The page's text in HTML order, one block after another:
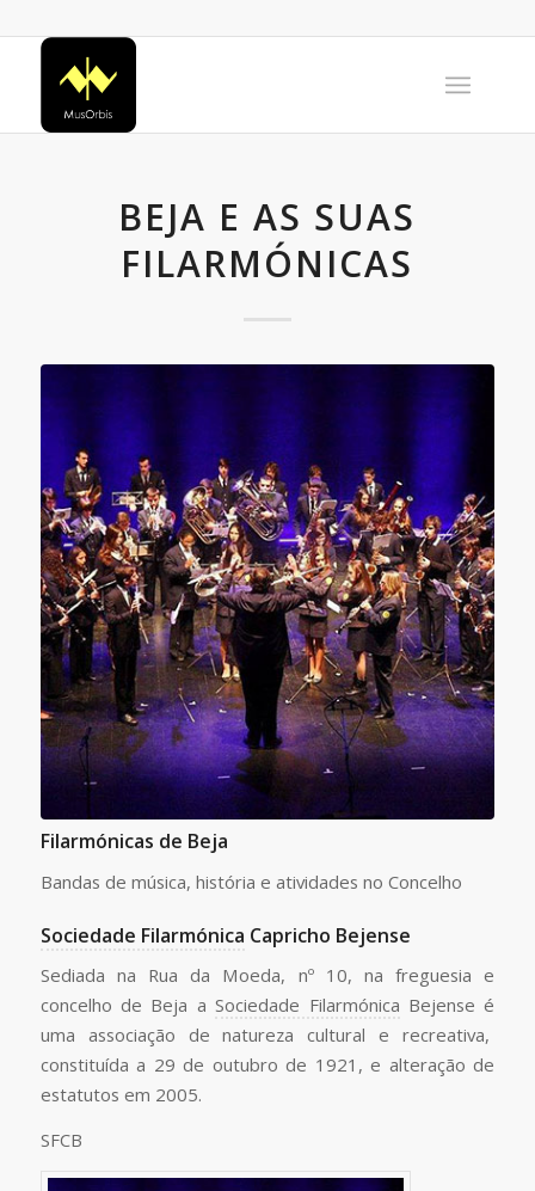
BEJA E AS SUAS
FILARMÓNICAS
Filarmónicas de Beja
Bandas de música, história e atividades no Concelho
Sociedade Filarmónica Capricho Bejense
Sediada na Rua da Moeda, nº 10, na freguesia e
concelho de Beja aSociedade Filarmónica Bejense é
uma associação de natureza cultural e recreativa,
constituída a 29 de outubro de 1921, e alteração de
estatutos em 2005.
SFCB